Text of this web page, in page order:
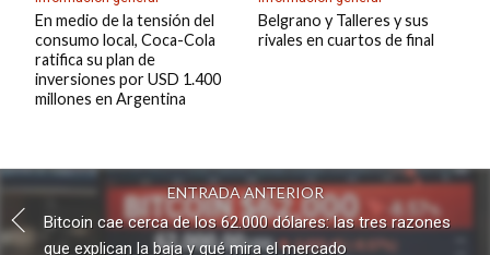
En medio de la tensión del
consumo local, Coca-Cola
ratifica su plan de
inversiones por USD 1.400
millones en Argentina
Belgrano y Talleres y sus
rivales en cuartos de final
ENTRADA ANTERIOR
Bitcoin cae cerca de los 62.000 dólares: las tres razones
que explican la baja y qué mira el mercado